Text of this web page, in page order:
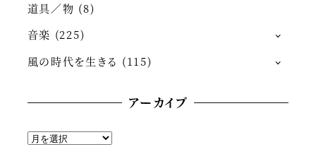
道具／物 (8)
音楽 (225)
風の時代を生きる (115)
アーカイブ
ア